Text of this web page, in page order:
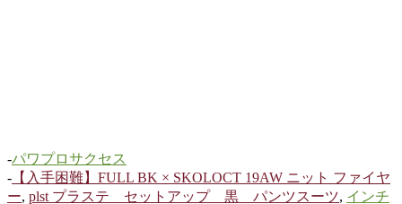
-パワプロサクセス
- 【入手困難】FULL BK × SKOLOCT 19AW ニット ファイヤ
ー, plst プラステ セットアップ 黒 パンツスーツ, インチ